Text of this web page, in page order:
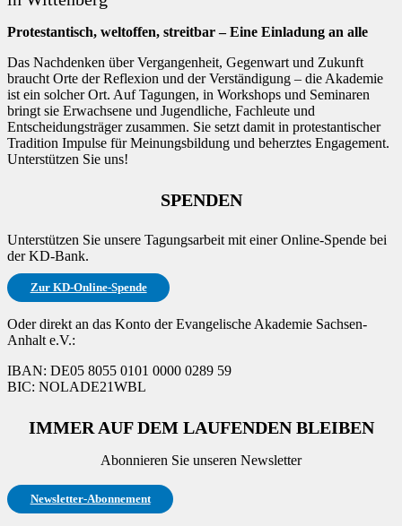
Protestantisch, weltoffen, streitbar – Eine Einladung an alle
Das Nachdenken über Vergangenheit, Gegenwart und Zukunft
braucht Orte der Reflexion und der Verständigung – die Akademie
ist ein solcher Ort. Auf Tagungen, in Workshops und Seminaren
bringt sie Erwachsene und Jugendliche, Fachleute und
Entscheidungsträger zusammen. Sie setzt damit in protestantischer
Tradition Impulse für Meinungsbildung und beherztes Engagement.
Unterstützen Sie uns!
SPENDEN
Unterstützen Sie unsere Tagungsarbeit mit einer Online-Spende bei
der KD-Bank.
Zur KD-Online-Spende
Oder direkt an das Konto der Evangelische Akademie Sachsen-
Anhalt e.V.:
IBAN: DE05 8055 0101 0000 0289 59
BIC: NOLADE21WBL
IMMER AUF DEM LAUFENDEN BLEIBEN
Abonnieren Sie unseren Newsletter
Newsletter-Abonnement